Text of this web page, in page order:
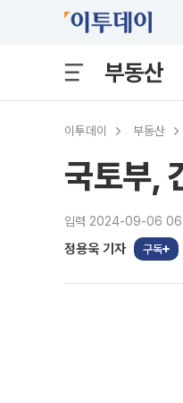
부동산
이투데이 부동산
국토부,
입력 2024-09-06
정용욱 기자 구독